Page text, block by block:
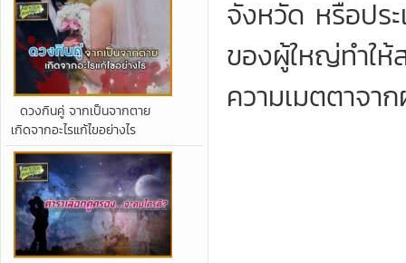
​ดวงกินคู่ จากเป็นจากตาย
เกิดจากอะไรแก้ไขอย่างไร
จังหวัด หรือปร
ของผู้ใหญ่ทำใ
ความเมตตาจา